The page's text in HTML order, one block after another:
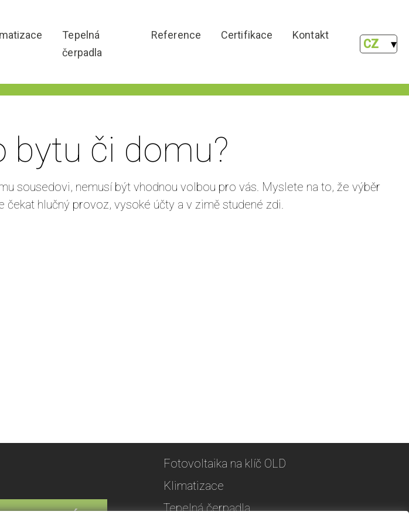
CZ
Tepelná
čerpadla
Reference Certifikace Kontakt
bytu či domu?
sousedovi, nemusí být vhodnou volbou pro vás. Myslete na to, že výběr
hlučný provoz, vysoké účty a v zimě studené zdi.
NÁS
Fotovoltaika na klíč OLD
Klimatizace
Tepelná čerpadla